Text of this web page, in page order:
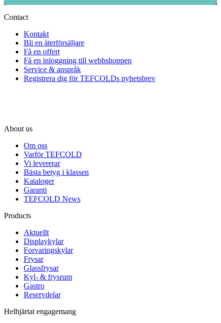
Contact
Kontakt
Bli en återförsäljare
Få en offert
Få en inloggning till webbshoppen
Service & anspråk
Registrera dig för TEFCOLDs nyhetsbrev
About us
Om oss
Varför TEFCOLD
Vi levererar
Bästa betyg i klassen
Kataloger
Garanti
TEFCOLD News
Products
Aktuellt
Displaykylar
Forvaringskylar
Frysar
Glassfrysar
Kyl- & frysrum
Gastro
Reservdelar
Helhjärtat engagemang